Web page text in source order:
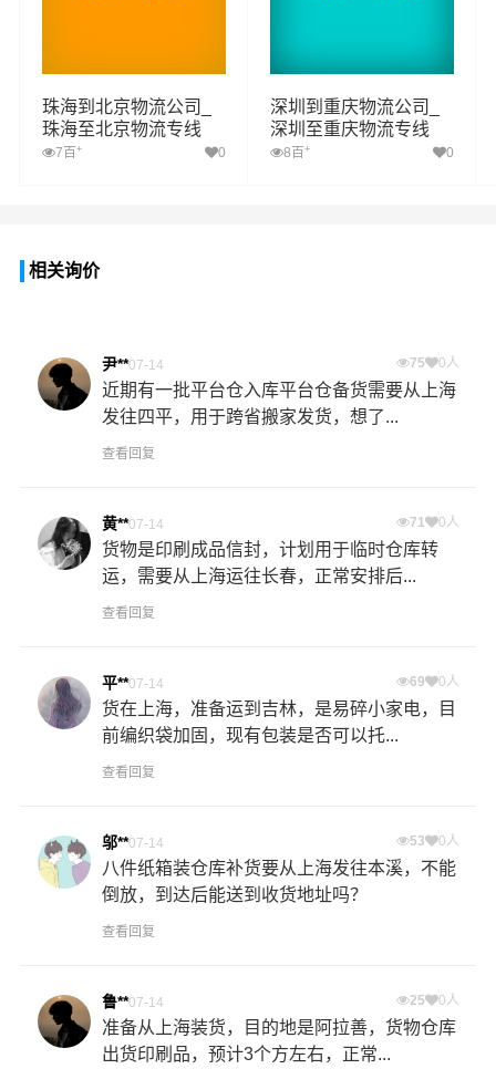
珠海到北京物流公司_
珠海至北京物流专线
7百 + 0
深圳到重庆物流公司_
深圳至重庆物流专线
8百 + 0
相关询价
尹**07-14 75 0人
近期有一批平台仓入库平台仓备货需要从上海
发往四平，用于跨省搬家发货，想了...
查看回复
黄**07-14 71 0人
货物是印刷成品信封，计划用于临时仓库转
运，需要从上海运往长春，正常安排后...
查看回复
平**07-14 69 0人
货在上海，准备运到吉林，是易碎小家电，目
前编织袋加固，现有包装是否可以托...
查看回复
邬**07-14 53 0人
八件纸箱装仓库补货要从上海发往本溪，不能
倒放，到达后能送到收货地址吗？
查看回复
鲁**07-14 25 0人
准备从上海装货，目的地是阿拉善，货物仓库
出货印刷品，预计3个方左右，正常...